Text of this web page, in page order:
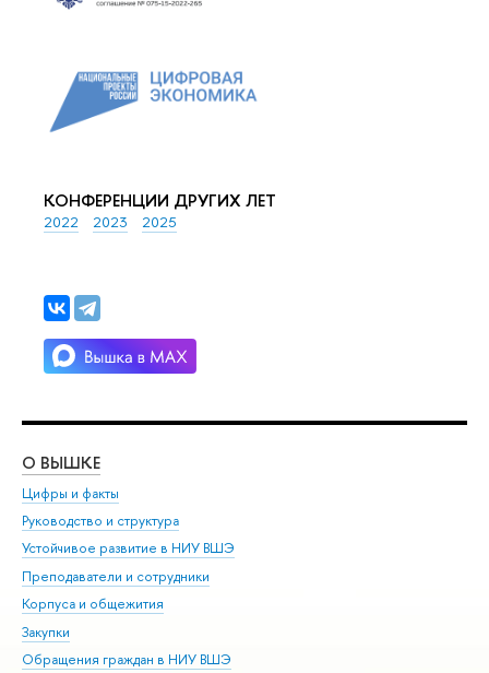
КОНФЕРЕНЦИИ ДРУГИХ ЛЕТ
2022 2023 2025
О ВЫШКЕ
Цифры и факты
Руководство и структура
Устойчивое развитие в НИУ ВШЭ
Преподаватели и сотрудники
Корпуса и общежития
Закупки
Обращения граждан в НИУ ВШЭ